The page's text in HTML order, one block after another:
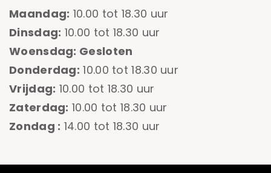
Maandag: 10.00 tot 18.30 uur
Dinsdag: 10.00 tot 18.30 uur
Woensdag: Gesloten
Donderdag: 10.00 tot 18.30 uur
Vrijdag: 10.00 tot 18.30 uur
Zaterdag: 10.00 tot 18.30 uur
Zondag : 14.00 tot 18.30 uur